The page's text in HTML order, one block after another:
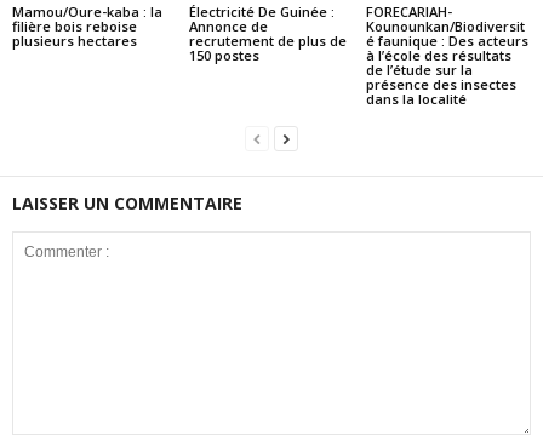
Mamou/Oure-kaba : la
filière bois reboise
plusieurs hectares
Électricité De Guinée :
Annonce de
recrutement de plus de
150 postes
FORECARIAH-
Kounounkan/Biodiversit
é faunique : Des acteurs
à l’école des résultats
de l’étude sur la
présence des insectes
dans la localité
LAISSER UN COMMENTAIRE